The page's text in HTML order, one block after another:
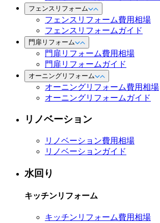
フェンスリフォーム
フェンスリフォーム費用相場
フェンスリフォームガイド
門扉リフォーム
門扉リフォーム費用相場
門扉リフォームガイド
オーニングリフォーム
オーニングリフォーム費用相場
オーニングリフォームガイド
リノベーション
リノベーション費用相場
リノベーションガイド
水回り
キッチンリフォーム
キッチンリフォーム費用相場